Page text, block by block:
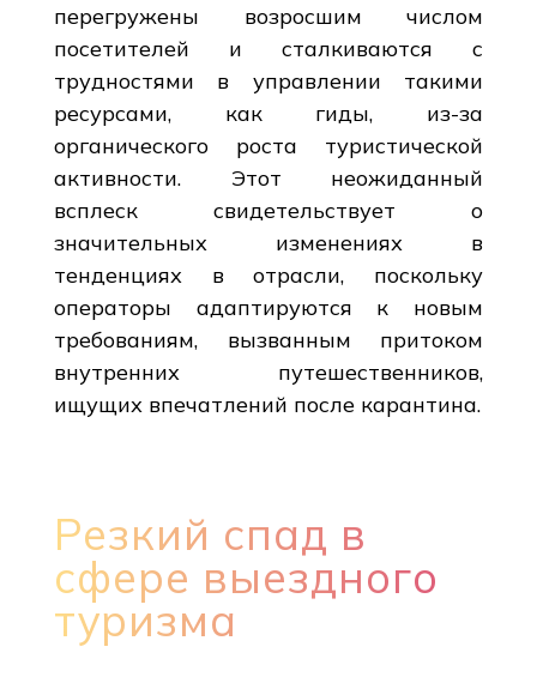
перегружены возросшим числом
посетителей и сталкиваются с
трудностями в управлении такими
ресурсами, как гиды, из-за
органического роста туристической
активности. Этот неожиданный
всплеск свидетельствует о
значительных изменениях в
тенденциях в отрасли, поскольку
операторы адаптируются к новым
требованиям, вызванным притоком
внутренних путешественников,
ищущих впечатлений после карантина.
Резкий спад в
сфере выездного
туризма